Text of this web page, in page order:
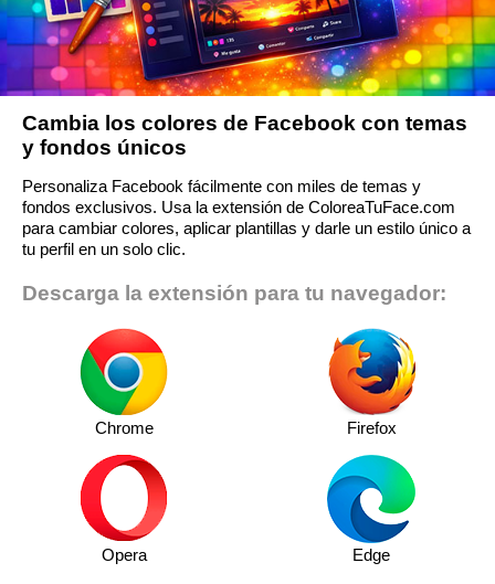
Cambia los colores de Facebook con temas
y fondos únicos
Personaliza Facebook fácilmente con miles de temas y
fondos exclusivos. Usa la extensión de ColoreaTuFace.com
para cambiar colores, aplicar plantillas y darle un estilo único a
tu perfil en un solo clic.
Descarga la extensión para tu navegador:
Chrome Firefox
Opera Edge